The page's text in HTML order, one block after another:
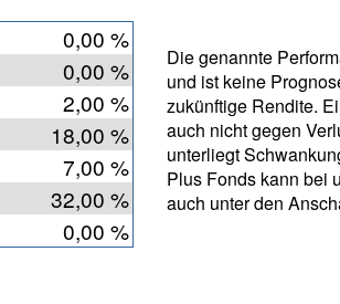
0,00 %
0,00 %
2,00 %
18,00 %
7,00 %
32,00 %
0,00 %
Die genannte
und ist keine
zukünftige Rendite.
auch nicht gegen
unterliegt
Plus Fonds kann bei
auch unter den